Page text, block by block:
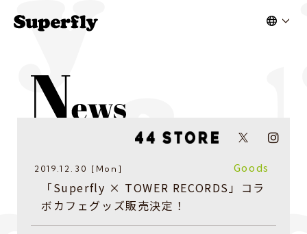
2019.12.30 [Mon] Goods
「Superfly × TOWER RECORDS」コラ
ボカフェグッズ販売決定！